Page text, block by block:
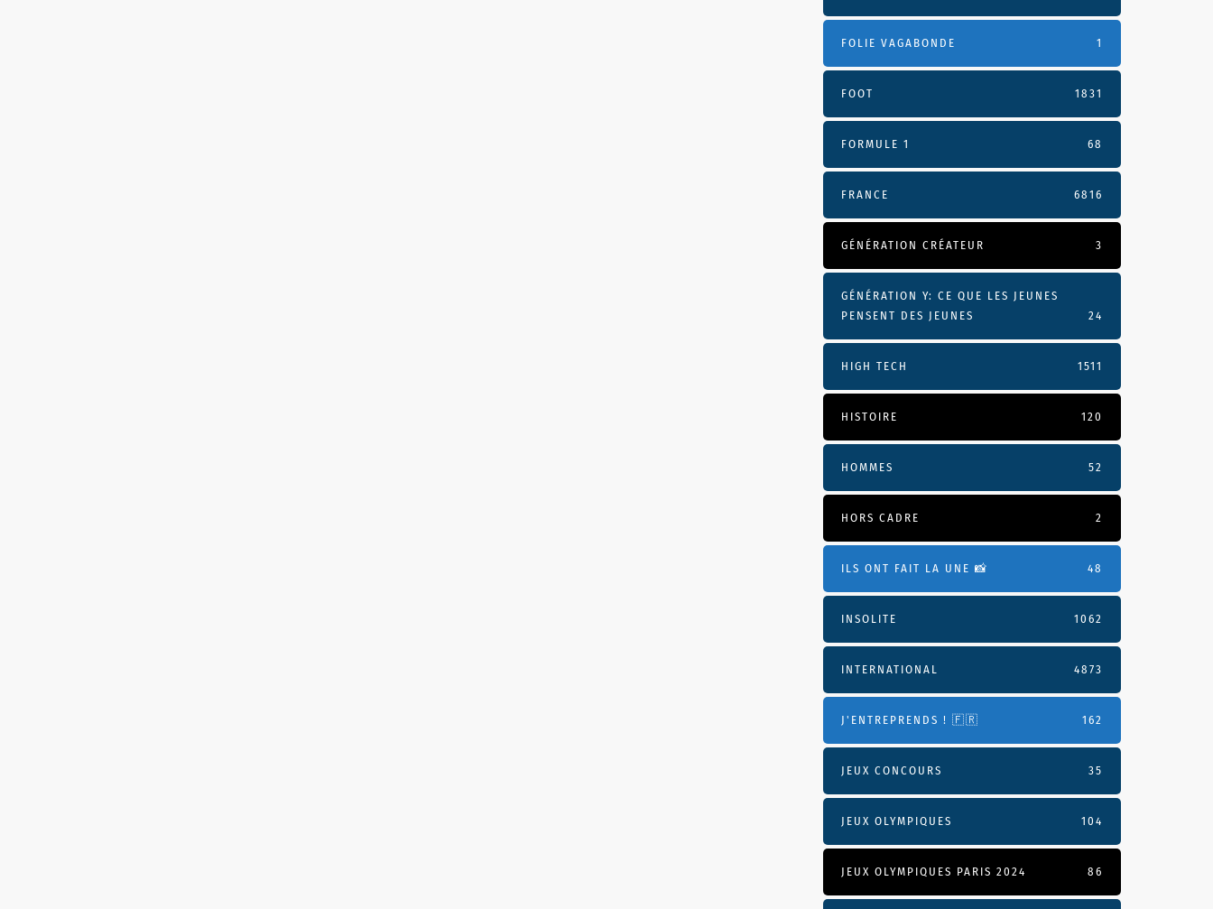
FOLIE VAGABONDE 1
FOOT 1831
FORMULE 1 68
FRANCE 6816
GÉNÉRATION CRÉATEUR 3
GÉNÉRATION Y: CE QUE LES JEUNES
PENSENT DES JEUNES
24
HIGH TECH 1511
HISTOIRE 120
HOMMES 52
HORS CADRE 2
ILS ONT FAIT LA UNE 📸 48
INSOLITE 1062
INTERNATIONAL 4873
J'ENTREPRENDS ! 🇫🇷 162
JEUX CONCOURS 35
JEUX OLYMPIQUES 104
JEUX OLYMPIQUES PARIS 2024 86